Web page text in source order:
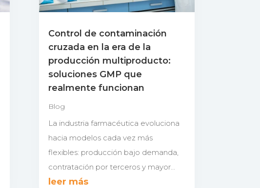
Control de contaminación
cruzada en la era de la
producción multiproducto:
soluciones GMP que
realmente funcionan
Blog
La industria farmacéutica evoluciona
hacia modelos cada vez más
flexibles: producción bajo demanda,
contratación por terceros y mayor...
leer más